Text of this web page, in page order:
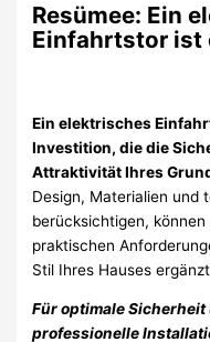
Resümee: Ein
Einfahrtstor ist
Ein elektrisches
Investition, die die
Attraktivität Ihres
Design, Materialien und
berücksichtigen,
praktischen
Stil Ihres Hauses
Für optimale
professionelle